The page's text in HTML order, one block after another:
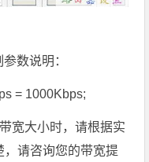
数说明：
= 1000Kbps;
宽大小时，请根据实
，请咨询您的带宽提